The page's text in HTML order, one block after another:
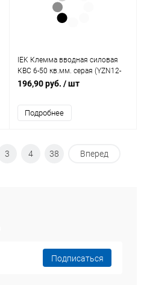
IEK Клемма вводная силовая
КВС 6-50 кв.мм. серая (YZN12-
050-K03)
196,90 руб. / шт
Подробнее
3 4 38 Вперед
Подписаться